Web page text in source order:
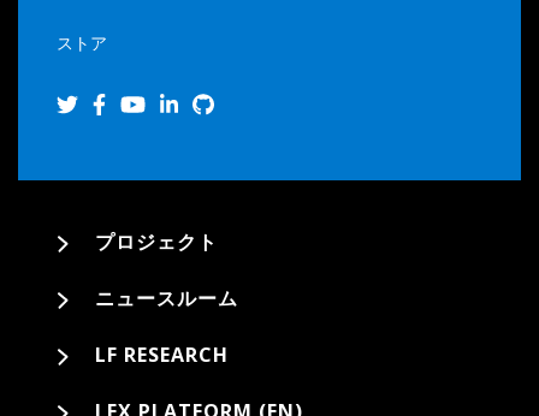
ストア
プロジェクト
ニュースルーム
LF RESEARCH